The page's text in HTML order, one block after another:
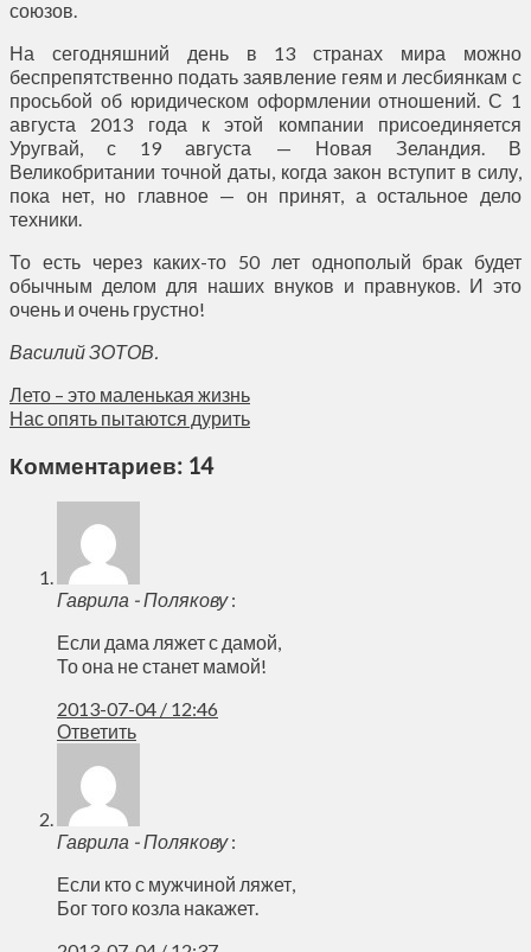
союзов.
На сегодняшний день в 13 странах мира можно
беспрепятственно подать заявление геям и лесбиянкам с
просьбой об юридическом оформлении отношений. С 1
августа 2013 года к этой компании присоединяется
Уругвай, с 19 августа — Новая Зеландия. В
Великобритании точной даты, когда закон вступит в силу,
пока нет, но главное — он принят, а остальное дело
техники.
То есть через каких-то 50 лет однополый брак будет
обычным делом для наших внуков и правнуков. И это
очень и очень грустно!
Василий ЗОТОВ.
Лето – это маленькая жизнь
Нас опять пытаются дурить
Комментариев: 14
Гаврила - Полякову :
Если дама ляжет с дамой,
То она не станет мамой!
2013-07-04 / 12:46
Ответить
Гаврила - Полякову :
Если кто с мужчиной ляжет,
Бог того козла накажет.